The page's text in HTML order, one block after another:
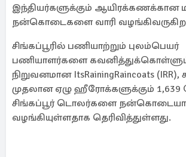
இந்தியர்களுக்கும் ஆயிரக்கணக்கான
நன்கொடைகளை வாரி
சிங்கப்பூரில் பணியாற்றும் புலம்பெயர்
பணியாளர்களை
நிறுவனமான ItsRainingRaincoats (IRR),
முதலான ஏழு ஹீரோக்களுக்கும் 1,639
சிங்கப்பூர் டொலர்களை
வழங்கியுள்ளதாக தெரிவித்துள்ளது.